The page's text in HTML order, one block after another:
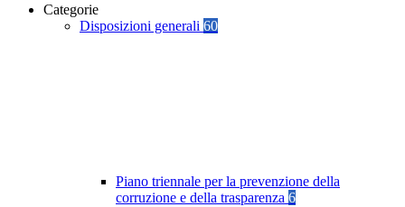
Categorie
Disposizioni generali 60
Piano triennale per la prevenzione della
corruzione e della trasparenza 6